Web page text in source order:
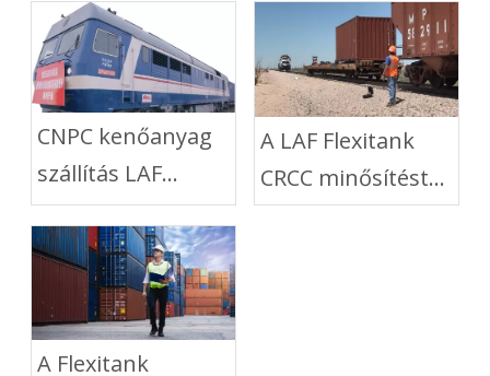
CNPC kenőanyag
szállítás LAF
Flexitankkal
vasúton keresztül
A LAF Flexitank
CRCC minősítést
kapott
A Flexitank